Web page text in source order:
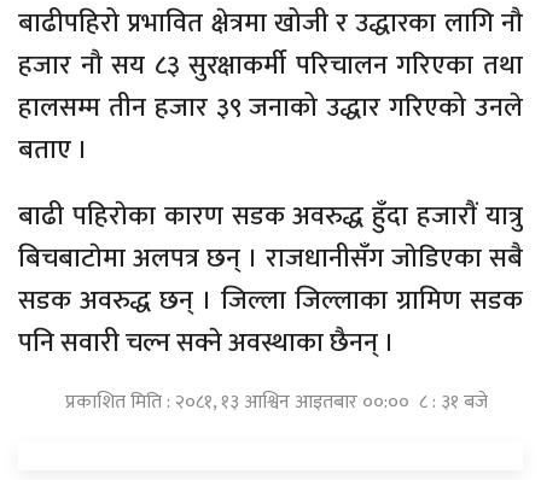
बाढीपहिरो प्रभावित क्षेत्रमा खोजी र उद्धारका लागि नौ
हजार नौ सय ८३ सुरक्षाकर्मी परिचालन गरिएका तथा
हालसम्म तीन हजार ३९ जनाको उद्धार गरिएको उनले
बताए ।
बाढी पहिराेका कारण सडक अवरुद्ध हुँदा हजाराैं यात्रु
बिचबाटाेमा अलपत्र छन् । राजधानीसँग जाेडिएका सबै
सडक अवरुद्ध छन् । जिल्ला जिल्लाका ग्रामिण सडक
पनि सवारी चल्न सक्ने अवस्थाका छैनन् ।
प्रकाशित मिति : २०८१, १३ आश्विन आइतबार ००:०० ८ : ३१ बजे